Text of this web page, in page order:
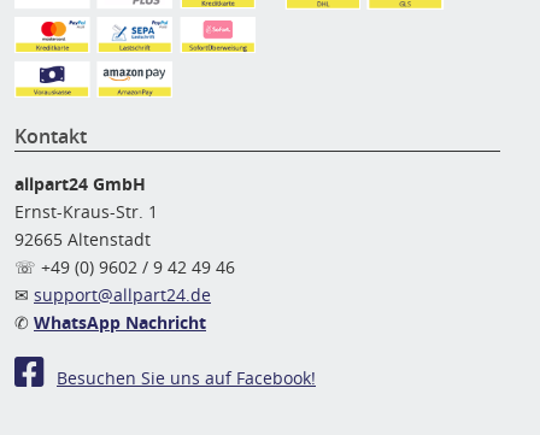
Kontakt
allpart24 GmbH
Ernst-Kraus-Str. 1
92665 Altenstadt
☏ +49 (0) 9602 / 9 42 49 46
✉ support@allpart24.de
✆ WhatsApp Nachricht
Besuchen Sie uns auf Facebook!